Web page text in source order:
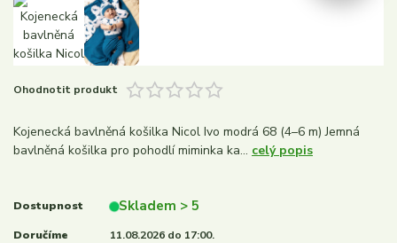
Ohodnotit produkt
Kojenecká bavlněná košilka Nicol Ivo modrá 68 (4–6 m) Jemná
bavlněná košilka pro pohodlí miminka ka... celý popis
Dostupnost Skladem > 5
Doručíme 11.08.2026 do 17:00.